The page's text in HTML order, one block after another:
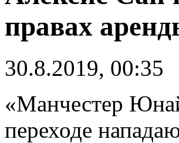
правах
30.8.2019, 00:35
«Манчестер
переходе